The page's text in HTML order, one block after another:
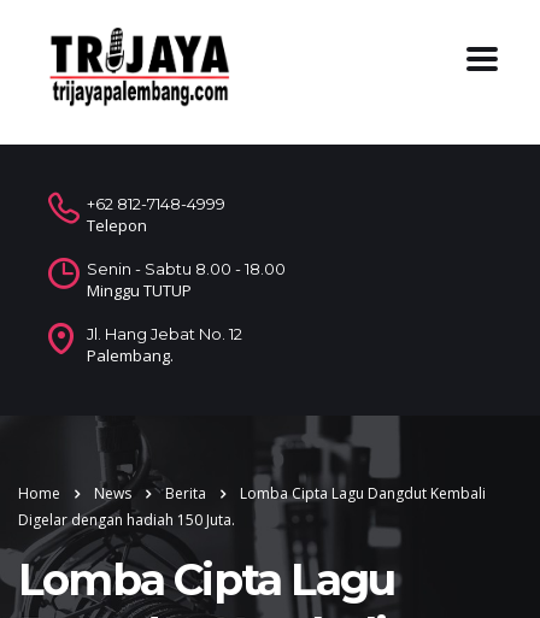
+62 812-7148-4999
Telepon
Senin - Sabtu 8.00 - 18.00
Minggu TUTUP
Jl. Hang Jebat No. 12
Palembang.
Home News Berita
Lomba Cipta Lagu Dangdut Kembali
Digelar dengan hadiah 150 Juta.
Lomba Cipta Lagu